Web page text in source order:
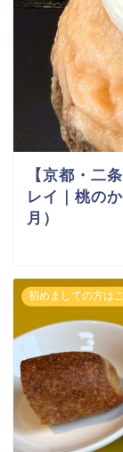
【京都・二
レイ｜桃の
月）
初めましての方は